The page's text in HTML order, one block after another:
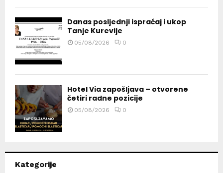
Danas posljednji ispraćaj i ukop
Tanje Kurevije
05/08/2026 0
Hotel Via zapošljava – otvorene
četiri radne pozicije
05/08/2026 0
Kategorije